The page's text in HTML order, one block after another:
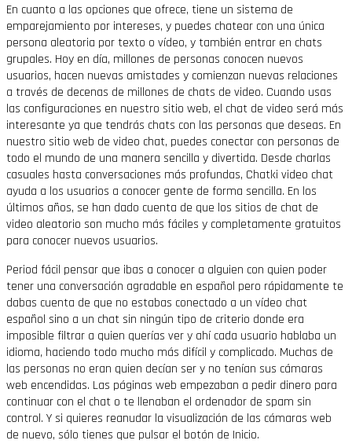
En cuanto a las opciones que ofrece, tiene un sistema de
emparejamiento por intereses, y puedes chatear con una única
persona aleatoria por texto o vídeo, y también entrar en chats
grupales. Hoy en día, millones de personas conocen nuevos
usuarios, hacen nuevas amistades y comienzan nuevas relaciones
a través de decenas de millones de chats de video. Cuando usas
las configuraciones en nuestro sitio web, el chat de video será más
interesante ya que tendrás chats con las personas que deseas. En
nuestro sitio web de video chat, puedes conectar con personas de
todo el mundo de una manera sencilla y divertida. Desde charlas
casuales hasta conversaciones más profundas, Chatki video chat
ayuda a los usuarios a conocer gente de forma sencilla. En los
últimos años, se han dado cuenta de que los sitios de chat de
video aleatorio son mucho más fáciles y completamente gratuitos
para conocer nuevos usuarios.
Period fácil pensar que ibas a conocer a alguien con quien poder
tener una conversación agradable en español pero rápidamente te
dabas cuenta de que no estabas conectado a un vídeo chat
español sino a un chat sin ningún tipo de criterio donde era
imposible filtrar a quien querías ver y ahí cada usuario hablaba un
idioma, haciendo todo mucho más difícil y complicado. Muchas de
las personas no eran quien decían ser y no tenían sus cámaras
web encendidas. Las páginas web empezaban a pedir dinero para
continuar con el chat o te llenaban el ordenador de spam sin
control. Y si quieres reanudar la visualización de las cámaras web
de nuevo, sólo tienes que pulsar el botón de Inicio.